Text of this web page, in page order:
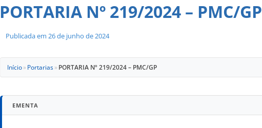
PORTARIA Nº 219/2024 – PMC/GP
Publicada em 26 de junho de 2024
Início » Portarias » PORTARIA Nº 219/2024 – PMC/GP
EMENTA